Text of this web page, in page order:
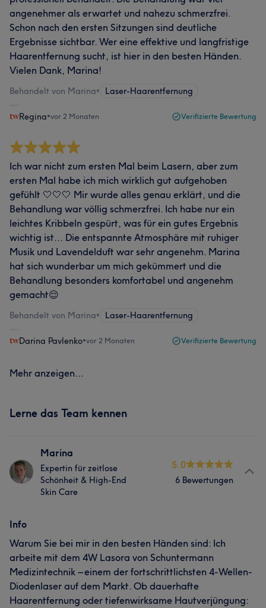
angenehmer als erwartet und nahezu schmerzfrei.
Schon nach den ersten Sitzungen sind deutliche
Ergebnisse sichtbar. Wer eine effektive und langfristige
Haarentfernung sucht, ist hier in den besten Händen.
Vielen Dank, Marina!
Behandelt von Marina• Laser-Haarentfernung
Regina•vor 2 Monaten Verifizierte Bewertung
Ich war nicht zum ersten Mal beim Lasern, aber zum
ersten Mal habe ich mich wirklich gut aufgehoben
gefühlt 🤍🤍🤍 Mir wurde alles genau erklärt, und die
Behandlung war völlig schmerzfrei. Ich habe nur ein
leichtes Kribbeln gespürt, was für ein gutes Ergebnis
wichtig ist… Die entspannte Atmosphäre mit ruhiger
Musik und Lavendelduft war sehr angenehm. Marina
hat sich wunderbar um mich gekümmert und die
Behandlung besonders komfortabel und angenehm
gemacht😌
Behandelt von Marina• Laser-Haarentfernung
Darina Pavlenko•vor 2 Monaten Verifizierte Bewertung
Mehr anzeigen...
Lerne das Team kennen
Marina
Expertin für zeitlose
Schönheit & High-End
Skin Care
5.0
6 Bewertungen
Info
Warum Sie bei mir in den besten Händen sind: Ich
arbeite mit dem 4W Lasora von Schuntermann
Medizintechnik – einem der fortschrittlichsten 4-Wellen-
Diodenlaser auf dem Markt. Ob dauerhafte
Haarentfernung oder tiefenwirksame Hautverjüngung: